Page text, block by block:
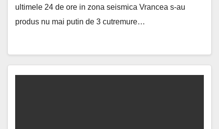
ultimele 24 de ore in zona seismica Vrancea s-au
produs nu mai putin de 3 cutremure…